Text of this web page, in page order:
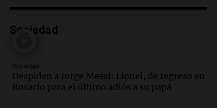
Episodios
y cinco heridos tras caer dos autos desde
Episodios
Audio.Messi llegará esta noche a
Rosario para acompañar a su familia
Sociedad
Sociedad
Despiden a Jorge Messi: Lionel, de regreso en
Rosario para el último adiós a su papá